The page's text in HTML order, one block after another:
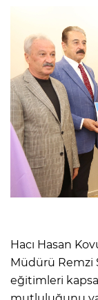
Hacı Hasan
Müdürü Remzi
eğitimleri